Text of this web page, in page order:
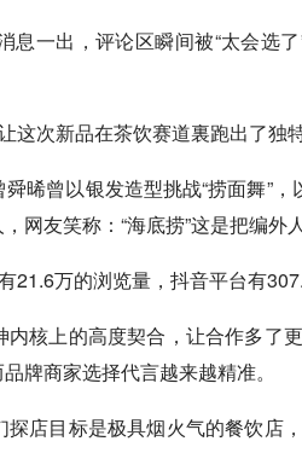
一出，评论区瞬间被“太会选了
这次新品在茶饮赛道裏跑出了独
曾以银发造型挑战“捞面舞”，
网友笑称：“海底捞”这是把编外
21.6万的浏览量，抖音平台有
核上的高度契合，让合作多了
牌商家选择代言越来越精准。
店目标是极具烟火气的餐饮店